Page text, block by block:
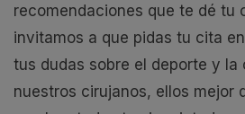
recomendaciones que te dé tu
invitamos a que pidas tu cita
tus dudas sobre el deporte y la
nuestros cirujanos, ellos mejor